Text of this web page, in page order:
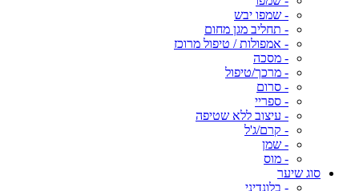
- שמפו יבש
- תחליב מגן מחום
- אמפולות / טיפול מרוכז
- מסכה
- מרכך/טיפול
- סרום
- ספריי
- עיצוב ללא שטיפה
- קרם/ג'ל
- שמן
- מוס
סוג שיער
- בלונדיני